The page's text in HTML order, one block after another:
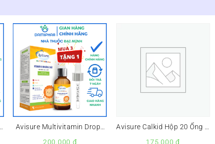
-
số
lượng
Avisure Multivitamin Drops
200.000 ₫
Avisure Calkid Hộp 20 Ống –
175.000₫